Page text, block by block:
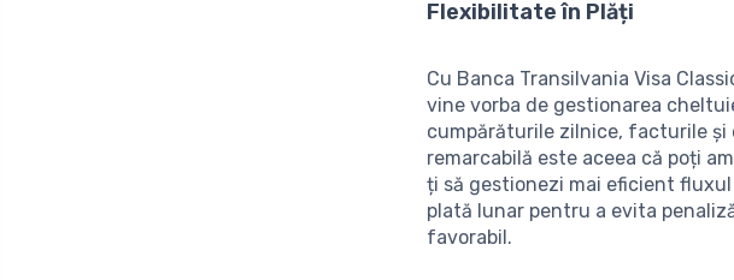
Flexibilitate în Plăți
Cu Banca Transilvania Visa
vine vorba de gestionarea
cumpărăturile zilnice, facturile
remarcabilă este aceea că poți
ți să gestionezi mai eficient fluxul
plată lunar pentru a evita
favorabil.